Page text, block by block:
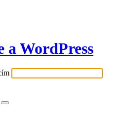
a WordPress